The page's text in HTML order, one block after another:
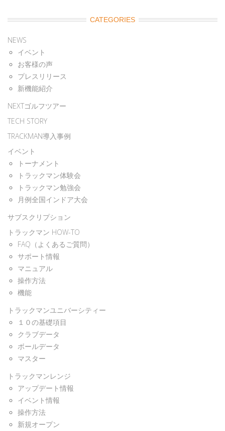
CATEGORIES
NEWS
イベント
お客様の声
プレスリリース
新機能紹介
NEXTゴルフツアー
TECH STORY
TRACKMAN導入事例
イベント
トーナメント
トラックマン体験会
トラックマン勉強会
月例全国インドア大会
サブスクリプション
トラックマン HOW-TO
FAQ（よくあるご質問）
サポート情報
マニュアル
操作方法
機能
トラックマンユニバーシティー
１０の基礎項目
クラブデータ
ボールデータ
マスター
トラックマンレンジ
アップデート情報
イベント情報
操作方法
新規オープン